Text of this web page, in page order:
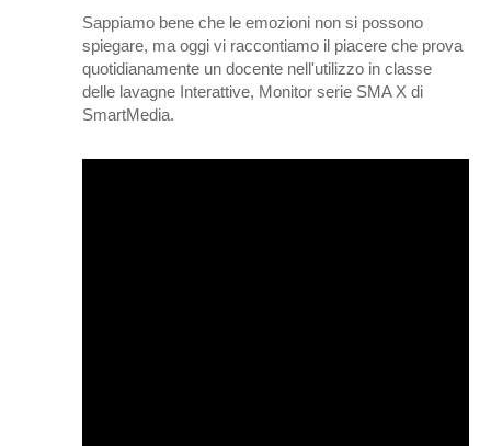
Sappiamo bene che le emozioni non si possono
spiegare, ma oggi vi raccontiamo il piacere che prova
quotidianamente un docente nell'utilizzo in classe
delle lavagne Interattive, Monitor serie SMA X di
SmartMedia.